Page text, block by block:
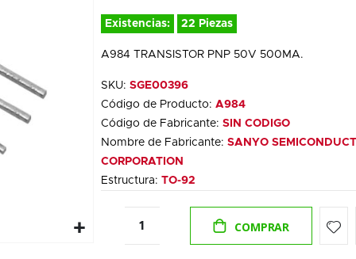
Existencias: 22 Piezas
A984 TRANSISTOR PNP 50V 500MA.
SKU: SGE00396
Código de Producto: A984
Código de Fabricante: SIN CODIGO
Nombre de Fabricante: SANYO
CORPORATION
Estructura: TO-92
COMPRAR